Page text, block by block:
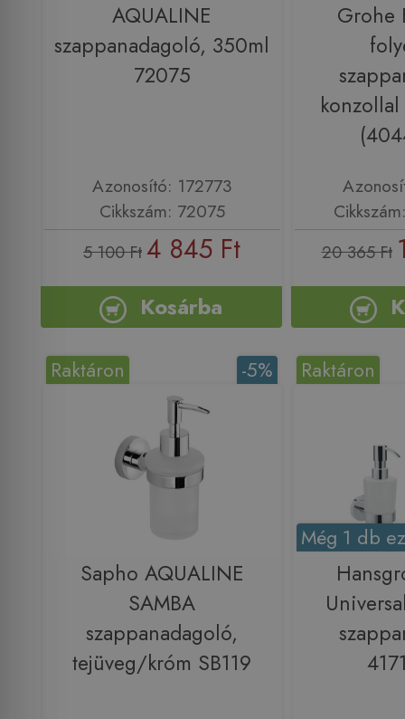
AQUALINE
szappanadagoló, 350ml
72075
Azonosító: 172773
Cikkszám: 72075
5 100 Ft4 845 Ft
Kosárba
Grohe
20 365 Ft
-5%
Raktáron
Sapho AQUALINE
SAMBA
szappanadagoló,
tejüveg/króm SB119
Raktáron
Még 1 db